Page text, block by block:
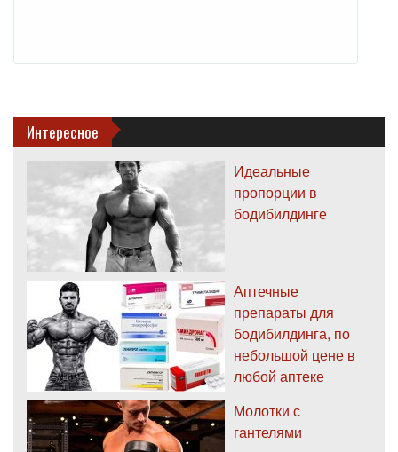
Интересное
Идеальные
пропорции в
бодибилдинге
Аптечные
препараты для
бодибилдинга, по
небольшой цене в
любой аптеке
Молотки с
гантелями